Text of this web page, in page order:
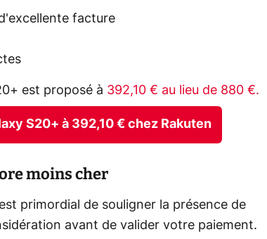
facture
est proposé à 392,10 € au lieu de 880 €.
S20+ à 392,10 € chez Rakuten
moins cher
primordial de souligner la présence de
avant de valider votre paiement.